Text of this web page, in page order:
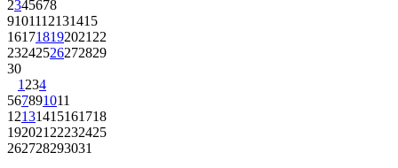
2345678
9101112131415
161718192021 22
23242526272829
30
1 234
567891011
12131415161718
192021 22232425
262728293031